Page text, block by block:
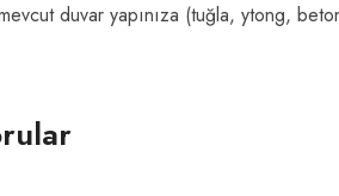
duvar yapınıza (tuğla, ytong,